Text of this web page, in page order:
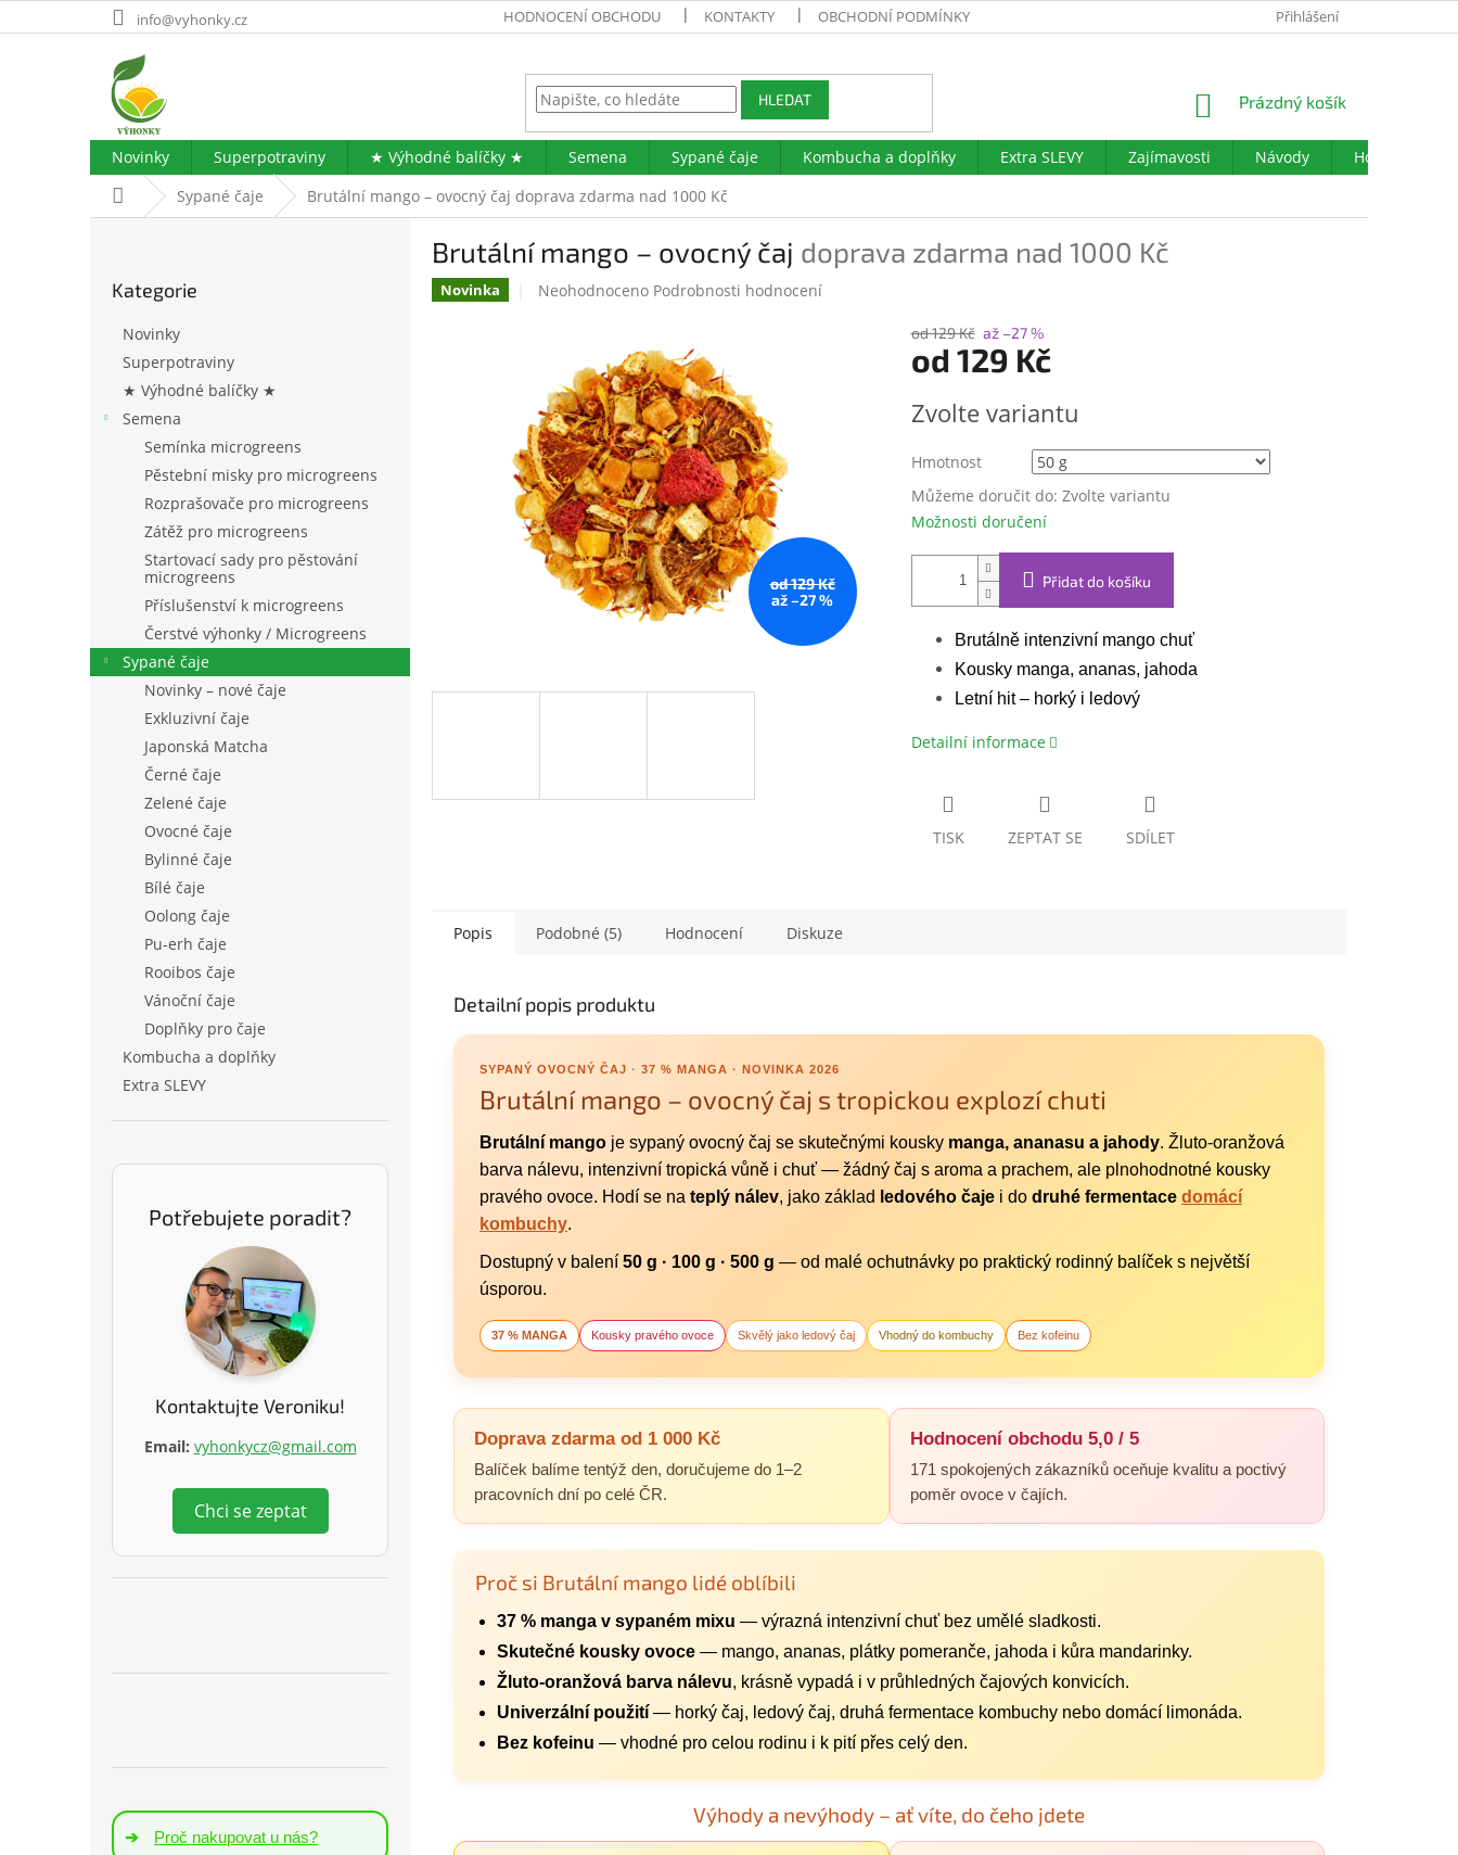
na
info@vyhonky.cz HODNOCENÍ OBCHODU KONTAKTY OBCHODNÍ PODMÍNKY PODMÍNKY OCHRANY OSOBNÍCH ÚDAJŮ DOTAZNÍK
Přihlášení
HLEDAT
NÁKUPNÍ
Prázdný košík
Novinky Superpotraviny ★ Výhodné balíčky ★ Semena Sypané čaje Kombucha a doplňky Extra SLEVY Zajímavosti Návody
Hodnocení
Domů Sypané čaje Brutální mango – ovocný čaj doprava zdarma nad 1000 Kč
kategorie
Kategorie
Novinky
Superpotraviny
★ Výhodné balíčky ★
Semena
Semínka microgreens
Pěstební misky pro microgreens
Rozprašovače pro microgreens
Zátěž pro microgreens
Startovací sady pro pěstování
microgreens
Příslušenství k microgreens
Čerstvé výhonky / Microgreens
Sypané čaje
Novinky – nové čaje
Exkluzivní čaje
Japonská Matcha
Černé čaje
Zelené čaje
Ovocné čaje
Bylinné čaje
Bílé čaje
Oolong čaje
Pu-erh čaje
Rooibos čaje
Vánoční čaje
Doplňky pro čaje
Kombucha a doplňky
Extra SLEVY
Potřebujete poradit?
Kontaktujte Veroniku!
Email: vyhonkycz@gmail.com
Chci se zeptat
➔ Proč nakupovat u nás?
Brutální mango – ovocný čaj doprava zdarma nad 1000 Kč
Novinka
Průměrné
5
hvězdiček.
Neohodnoceno Podrobnosti hodnocení
od 129 Kč
až –27 %
od 129 Kč až –27 %
od 129 Kč
cena:
Zvolte variantu
Hmotnost
Můžeme doručit do: Zvolte variantu
Možnosti doručení
Přidat do košíku
Brutálně intenzivní mango chuť
Kousky manga, ananas, jahoda
Letní hit – horký i ledový
Detailní informace
TISK ZEPTAT SE SDÍLET
Popis Podobné (5) Hodnocení Diskuze
Detailní popis produktu
SYPANÝ OVOCNÝ ČAJ · 37 % MANGA · NOVINKA 2026
Brutální mango – ovocný čaj s tropickou explozí chuti
Brutální mango je sypaný ovocný čaj se skutečnými kousky manga, ananasu a jahody. Žluto-oranžová
barva nálevu, intenzivní tropická vůně i chuť — žádný čaj s aroma a prachem, ale plnohodnotné kousky
pravého ovoce. Hodí se na teplý nálev, jako základ ledového čaje i do druhé fermentace domácí
kombuchy.
Dostupný v balení 50 g · 100 g · 500 g — od malé ochutnávky po praktický rodinný balíček s největší
úsporou.
37 % MANGA Kousky pravého ovoce Skvělý jako ledový čaj Vhodný do kombuchy Bez kofeinu
Doprava zdarma od 1 000 Kč
Balíček balíme tentýž den, doručujeme do 1–2
pracovních dní po celé ČR.
Hodnocení obchodu 5,0 / 5
171 spokojených zákazníků oceňuje kvalitu a poctivý
poměr ovoce v čajích.
Proč si Brutální mango lidé oblíbili
37 % manga v sypaném mixu — výrazná intenzivní chuť bez umělé sladkosti.
Skutečné kousky ovoce — mango, ananas, plátky pomeranče, jahoda i kůra mandarinky.
Žluto-oranžová barva nálevu, krásně vypadá i v průhledných čajových konvicích.
Univerzální použití — horký čaj, ledový čaj, druhá fermentace kombuchy nebo domácí limonáda.
Bez kofeinu — vhodné pro celou rodinu i k pití přes celý den.
Výhody a nevýhody – ať víte, do čeho jdete